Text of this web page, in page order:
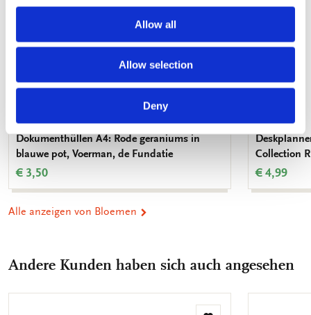
Allow all
Allow selection
Deny
Dokumenthüllen A4: Rode geraniums in
blauwe pot, Voerman, de Fundatie
€ 3,50
Collection
€ 4,99
Alle anzeigen von Bloemen
Andere Kunden haben sich auch angesehen